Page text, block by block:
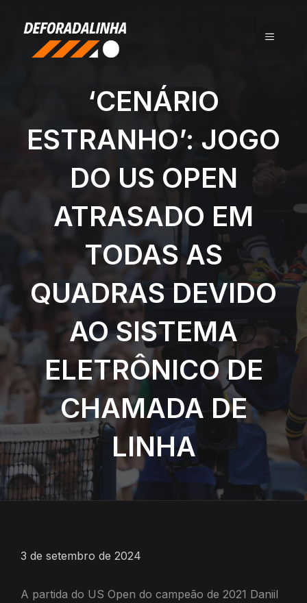
conteúdo
MENU
‘CENÁRIO
ESTRANHO’: JOGO
DO US OPEN
ATRASADO EM
TODAS AS
QUADRAS DEVIDO
AO SISTEMA
ELETRÔNICO DE
CHAMADA DE
LINHA
3 de setembro de 2024
A partida do US Open do campeão de 2021 Daniil